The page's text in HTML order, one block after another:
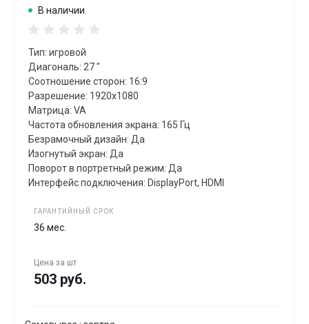
В наличии
Тип: игровой
Диагональ: 27 "
Соотношение сторон: 16:9
Разрешение: 1920x1080
Матрица: VA
Частота обновления экрана: 165 Гц
Безрамочный дизайн: Да
Изогнутый экран: Да
Поворот в портретный режим: Да
Интерфейс подключения: DisplayPort, HDMI
ГАРАНТИЙНЫЙ СРОК
36 мес.
Цена за шт
503 руб.